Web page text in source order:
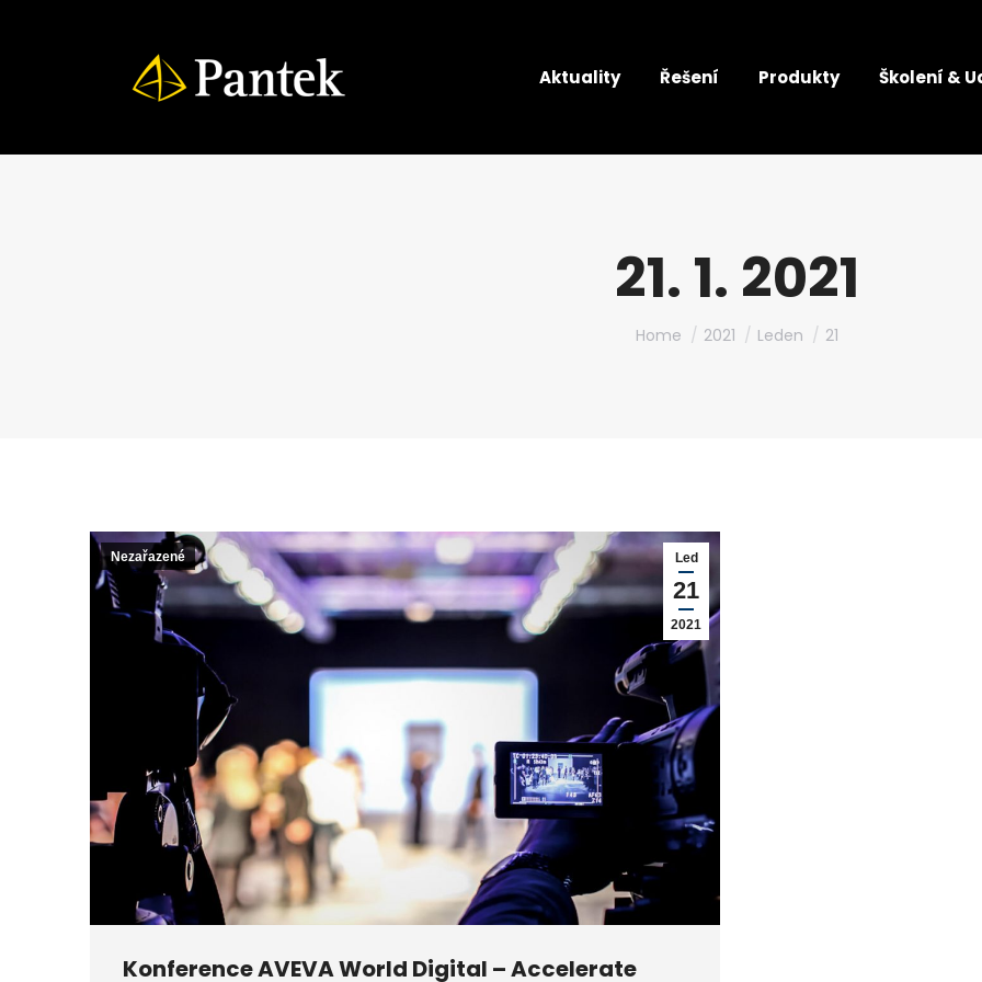
Aktuality Řešení Produkty Školení &
21. 1. 2021
You are here:
Home 2021 Leden 21
Led
21
2021
Nezařazené
Konference AVEVA World Digital – Accelerate